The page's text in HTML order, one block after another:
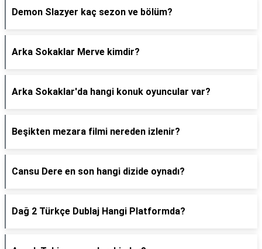
Demon Slazyer kaç sezon ve bölüm?
Arka Sokaklar Merve kimdir?
Arka Sokaklar'da hangi konuk oyuncular var?
Beşikten mezara filmi nereden izlenir?
Cansu Dere en son hangi dizide oynadı?
Dağ 2 Türkçe Dublaj Hangi Platformda?